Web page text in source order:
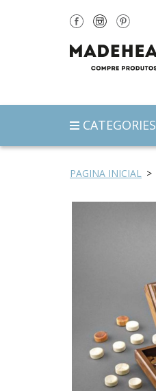
PAGINA INICIAL
CATEGORIES